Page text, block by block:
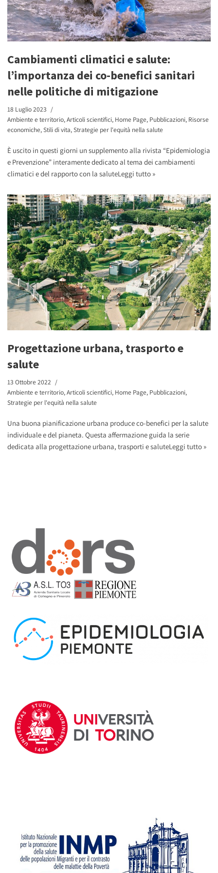
Cambiamenti climatici e salute:
l’importanza dei co-benefici sanitari
nelle politiche di mitigazione
18 Luglio 2023
Ambiente e territorio,Articoli scientifici, Home Page, Pubblicazioni, Risorse
economiche,Stili di vita,Strategie per l'equità nella salute
È uscito in questi giorni un supplemento alla rivista “Epidemiologia
e Prevenzione” interamente dedicato al tema dei cambiamenti
climatici e del rapporto con la saluteLeggi tutto »
Progettazione urbana, trasporto e
salute
13 Ottobre 2022
Ambiente e territorio,Articoli scientifici, Home Page, Pubblicazioni,
Strategie per l'equità nella salute
Una buona pianificazione urbana produce co-benefici per la salute
individuale e del pianeta. Questa affermazione guida la serie
dedicata alla progettazione urbana, trasporti e saluteLeggi tutto »